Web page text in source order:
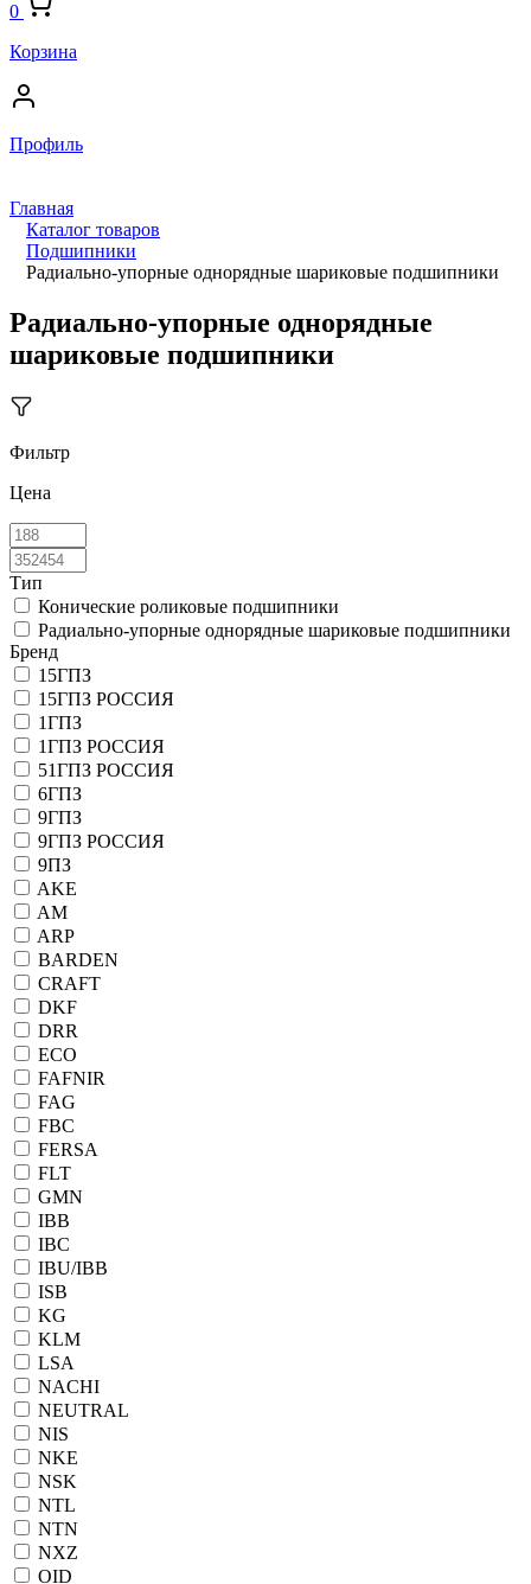
0
Корзина
Профиль
Главная
Каталог товаров
Подшипники
Радиально-упорные однорядные шариковые подшипники
Радиально-упорные однорядные
шариковые подшипники
Фильтр
Цена
Тип
Конические роликовые подшипники
Радиально-упорные однорядные шариковые подшипники
Бренд
15ГПЗ
15ГПЗ РОССИЯ
1ГПЗ
1ГПЗ РОССИЯ
51ГПЗ РОССИЯ
6ГПЗ
9ГПЗ
9ГПЗ РОССИЯ
9ПЗ
AKE
AM
ARP
BARDEN
CRAFT
DKF
DRR
ECO
FAFNIR
FAG
FBC
FERSA
FLT
GMN
IBB
IBC
IBU/IBB
ISB
KG
KLM
LSA
NACHI
NEUTRAL
NIS
NKE
NSK
NTL
NTN
NXZ
OID